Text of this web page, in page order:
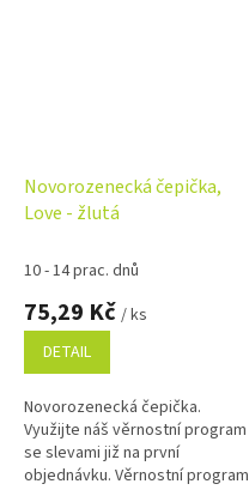
Novorozenecká čepička,
Love - žlutá
10 - 14 prac. dnů
75,29 Kč / ks
DETAIL
Novorozenecká čepička.
Využijte náš věrnostní program
se slevami již na první
objednávku. Věrnostní program